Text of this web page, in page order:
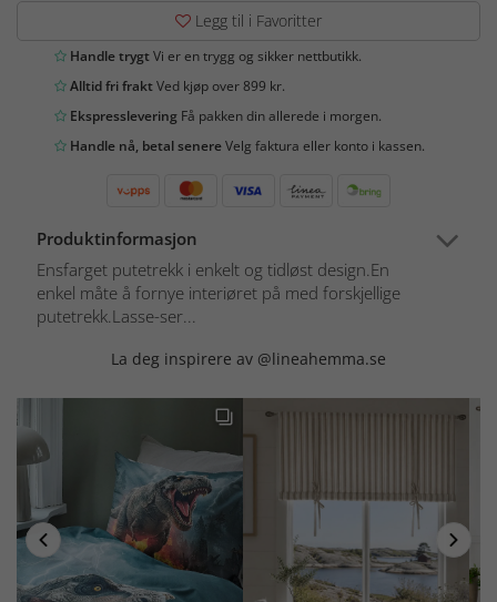
Legg til i Favoritter
Handle trygtVi er en trygg og sikker nettbutikk.
Alltid fri fraktVed kjøp over 899 kr.
Ekspresslevering Få pakken din allerede i morgen.
Handle nå, betal senereVelg faktura eller konto i kassen.
Produktinformasjon
Ensfarget putetrekk i enkelt og tidløst design.En
enkel måte å fornye interiøret på med forskjellige
putetrekk.Lasse-ser...
La deg inspirere av @lineahemma.se